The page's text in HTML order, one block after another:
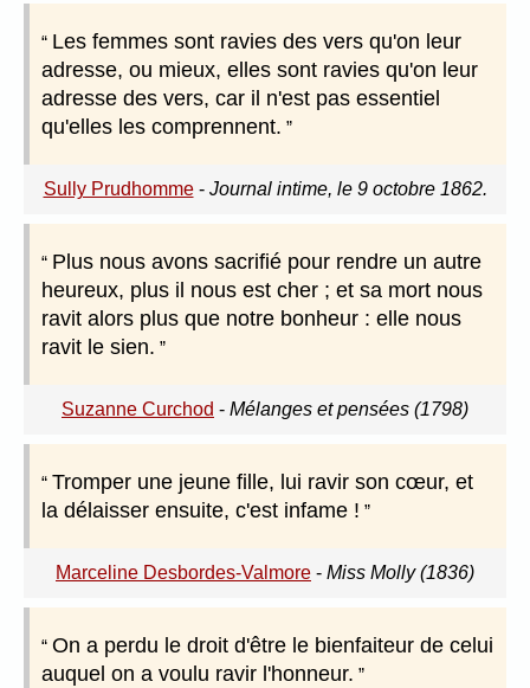
Les femmes sont ravies des vers qu'on leur
adresse, ou mieux, elles sont ravies qu'on leur
adresse des vers, car il n'est pas essentiel
qu'elles les comprennent.
Sully Prudhomme- Journal intime, le 9 octobre 1862.
Plus nous avons sacrifié pour rendre un autre
heureux, plus il nous est cher ; et sa mort nous
ravit alors plus que notre bonheur : elle nous
ravit le sien.
Suzanne Curchod - Mélanges et pensées (1798)
Tromper une jeune fille, lui ravir son cœur, et
la délaisser ensuite, c'est infame !
Marceline Desbordes-Valmore - Miss Molly (1836)
On a perdu le droit d'être le bienfaiteur de celui
auquel on a voulu ravir l'honneur.